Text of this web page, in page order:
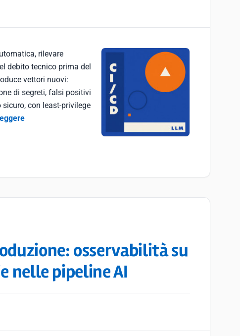
rilevare
debito tecnico prima del
vettori nuovi:
di segreti, falsi positivi
con least-privilege
osservabilità su
nelle pipeline AI